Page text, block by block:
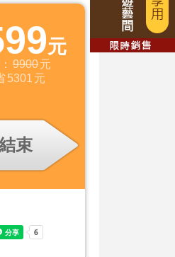
元
9900元
5301 元
束